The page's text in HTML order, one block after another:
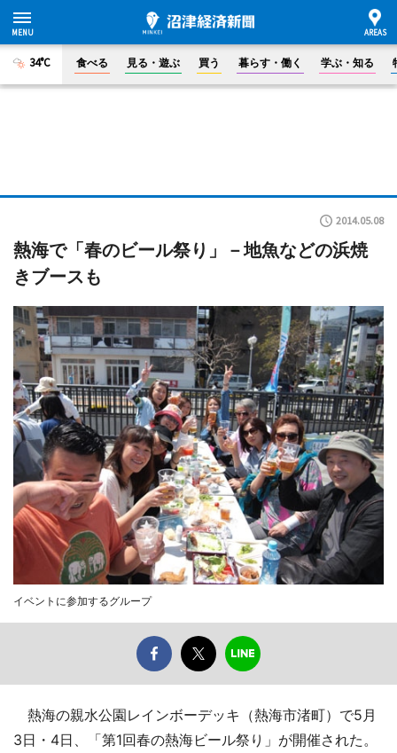
34°C 食べる 見る・遊ぶ 買う 暮らす・働く 学ぶ・知る
2014.05.08
熱海で「春のビール祭り」－地魚などの浜焼
きブースも
イベントに参加するグループ
熱海の親水公園レインボーデッキ（熱海市渚町）で5月
3日・4日、「第1回春の熱海ビール祭り」が開催された。